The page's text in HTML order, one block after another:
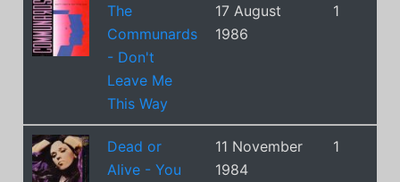
The
Communards
- Don't
Leave Me
This Way
17 August
1986
1
Dead or
Alive - You
11 November
1984
1